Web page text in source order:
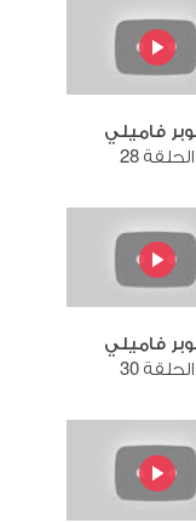
فاميلي
الحلقة 28
فاميلي
الحلقة 30